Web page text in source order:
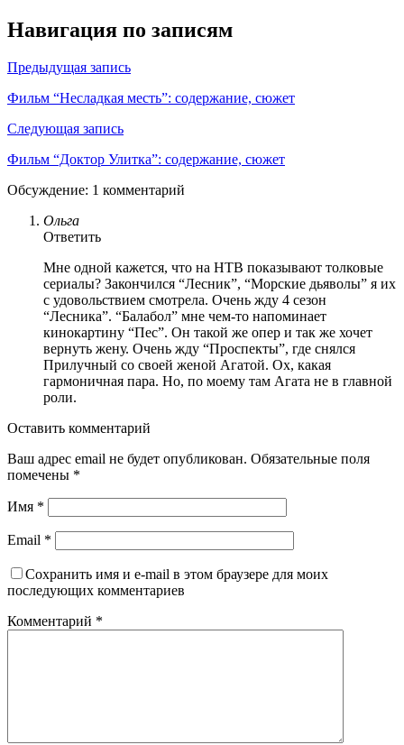
Навигация по записям
Предыдущая запись
Фильм “Несладкая месть”: содержание, сюжет
Следующая запись
Фильм “Доктор Улитка”: содержание, сюжет
Обсуждение: 1 комментарий
Ольга
Ответить
Мне одной кажется, что на НТВ показывают толковые
сериалы? Закончился “Лесник”, “Морские дьяволы” я их
с удовольствием смотрела. Очень жду 4 сезон
“Лесника”. “Балабол” мне чем-то напоминает
кинокартину “Пес”. Он такой же опер и так же хочет
вернуть жену. Очень жду “Проспекты”, где снялся
Прилучный со своей женой Агатой. Ох, какая
гармоничная пара. Но, по моему там Агата не в главной
роли.
Оставить комментарий
Ваш адрес email не будет опубликован. Обязательные поля
помечены *
Имя *
Email *
Сохранить имя и e-mail в этом браузере для моих
последующих комментариев
Комментарий *